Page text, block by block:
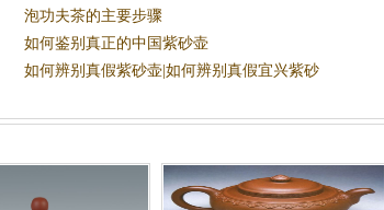
泡功夫茶的主要步骤
如何鉴别真正的中国紫砂壶
如何辨别真假紫砂壶|如何辨别真假宜兴紫砂